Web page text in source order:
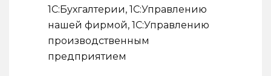
1С:Бухгалтерии, 1С:Управлению
нашей фирмой, 1С:Управлению
производственным
предприятием